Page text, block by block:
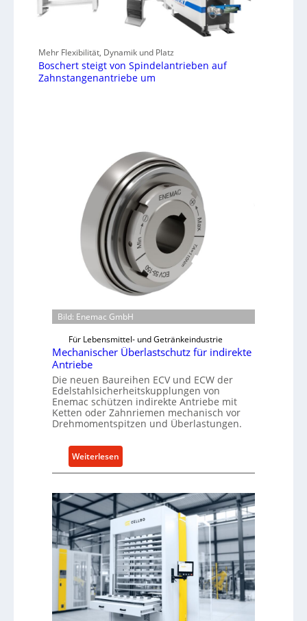
Mehr Flexibilität, Dynamik und Platz
Boschert steigt von Spindelantrieben auf
Zahnstangenantriebe um
Bild: Enemac GmbH
Für Lebensmittel- und Getränkeindustrie
Mechanischer Überlastschutz für indirekte
Antriebe
Die neuen Baureihen ECV und ECW der
Edelstahlsicherheitskupplungen von
Enemac schützen indirekte Antriebe mit
Ketten oder Zahnriemen mechanisch vor
Drehmomentspitzen und Überlastungen.
Weiterlesen:
M
c
h
n
i
c
h
e